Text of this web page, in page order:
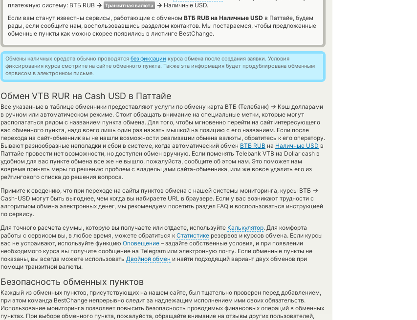
платежную систему: ВТБ RUB → Транзитная валюта → Наличные USD.
Если вам станут известны сервисы, работающие с обменом ВТБ RUB на Наличные USD в Паттайе, будем
рады, если сообщите нам, воспользовавшись разделом контактов. Мы постараемся, чтобы предложенные
обменные пункты как можно скорее появились в листинге BestChange.
Обмены наличных средств обычно проводятся без фиксации курса обмена после создания заявки. Условия
фиксирования курса смотрите на сайте обменного пункта. Также эта информация будет продублирована обменным
сервисом в электронном письме.
Обмен VTB RUR на Cash USD в Паттайе
Все указанные в таблице обменники предоставляют услуги по обмену карта ВТБ (Телебанк) → Кэш долларами
в ручном или автоматическом режиме. Стоит обращать внимание на специальные метки, которые могут
располагаться рядом с названием пункта обмена. Для того, чтобы мгновенно перейти на сайт интересующего
вас обменного пункта, надо всего лишь один раз нажать мышкой на позицию с его названием. Если после
перехода на сайт-обменник вы не нашли возможности реализации обмена валюты, обратитесь к его оператору.
Бывают разнообразные неполадки и сбои в системе, когда автоматический обмен ВТБ RUB на Наличные USD в
Паттайе провести нет возможности, но доступен обмен вручную. Если поменять Telebank VTB на Dollar cash в
удобном для вас пункте обмена все же не вышло, пожалуйста, сообщите об этом нам. Это поможет нам
вовремя принять меры по решению проблем с владельцами сайта-обменника, или же вовсе удалить его из
рейтингового списка до решения вопроса.
Примите к сведению, что при переходе на сайты пунктов обмена с нашей системы мониторинга, курсы ВТБ →
Cash-USD могут быть выгоднее, чем когда вы набираете URL в браузере. Если у вас возникают трудности с
алгоритмом обмена электронных денег, мы рекомендуем посетить раздел FAQ и воспользоваться инструкцией
по сервису.
Для точного расчета суммы, которую вы получаете или отдаете, используйте Калькулятор. Для комфорта
работы с сервисом вы, в любое время, можете обратиться к Статистике резервов и курсов обмена. Если курсы
вас не устраивают, используйте функцию Оповещение – задайте собственные условия, и при появлении
необходимого курса вы получите сообщение на Telegram или электронную почту. Если обменные пункты не
показаны, вы всегда можете использовать Двойной обмен и найти подходящий вариант двух обменов при
помощи транзитной валюты.
Безопасность обменных пунктов
Каждый из обменных пунктов, присутствующих на нашем сайте, был тщательно проверен перед добавлением,
при этом команда BestChange непрерывно следит за надлежащим исполнением ими своих обязательств.
Использование мониторинга позволяет повысить безопасность проводимых финансовых операций в обменных
пунктах. При выборе обменного пункта, пожалуйста, обращайте внимание на отзывы других пользователей,